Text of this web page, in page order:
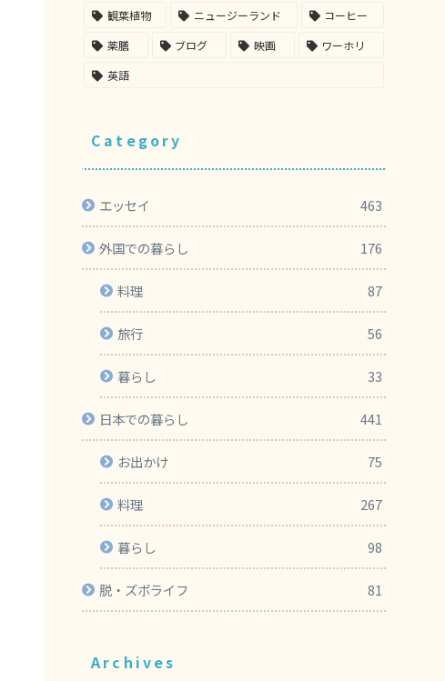
観葉植物
ニュージーランド
コーヒー
薬膳
ブログ 映画
ワーホリ
英語
Category
エッセイ 463
外国での暮らし 176
料理 87
旅行 56
暮らし 33
日本での暮らし 441
お出かけ 75
料理 267
暮らし 98
脱・ズボライフ 81
Archives